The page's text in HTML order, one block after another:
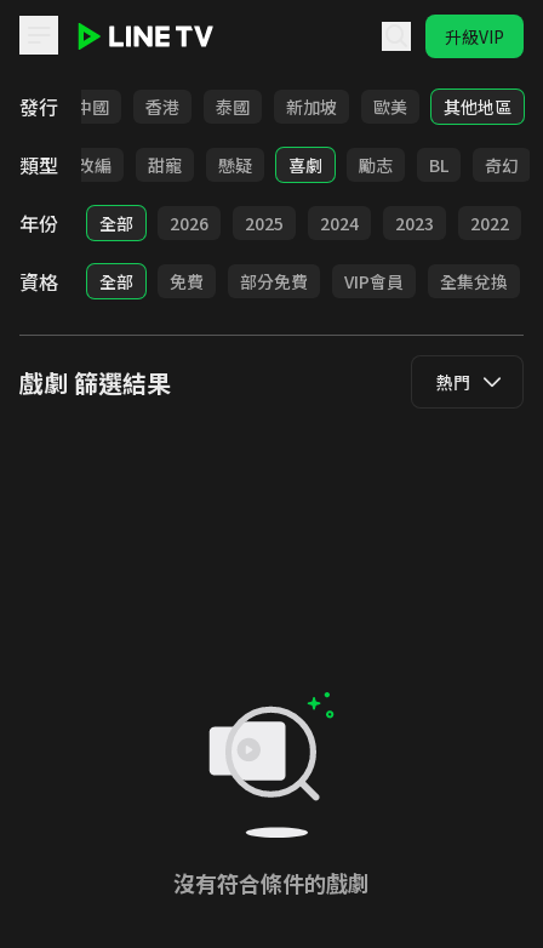
升級VIP
發行
韓國 中國 香港 泰國 新加坡 歐美 其他地區
類型
都會 改編 甜寵 懸疑 喜劇 勵志 BL 奇幻
年份 全部 2026 2025 2024 2023 2022
資格 全部 免費 部分免費 VIP會員 全集兌換
戲劇 篩選結果 熱門
沒有符合條件的戲劇